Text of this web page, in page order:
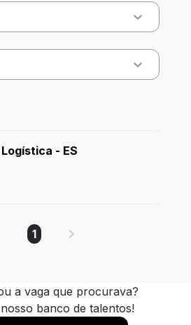
para 0 filtros aplicados
- ES
1
a vaga que procurava?
banco de talentos!